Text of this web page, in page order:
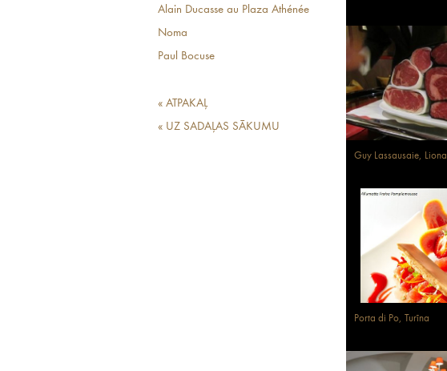
Alain Ducasse au Plaza Athénée
Noma
Paul Bocuse
« ATPAKAĻ
« UZ SADAĻAS SĀKUMU
Guy Lassausaie, Liona
Porta di Po, Turīna